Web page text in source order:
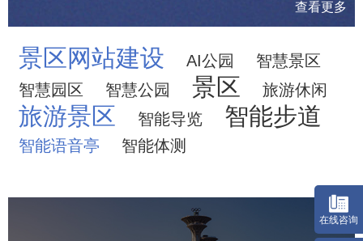
查看更多
景区网站建设 AI公园
智慧景区
智慧园区
智慧公园 景区 旅游休闲
旅游景区 智能导览 智能步道
智能语音亭 智能体测